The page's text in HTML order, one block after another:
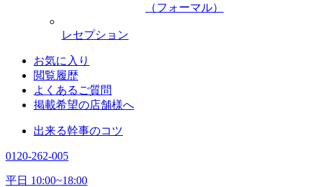
（フォーマル）
レセプション
お気に入り
閲覧履歴
よくあるご質問
掲載希望の店舗様へ
出来る幹事のコツ
0120-262-005
平日 10:00~18:00